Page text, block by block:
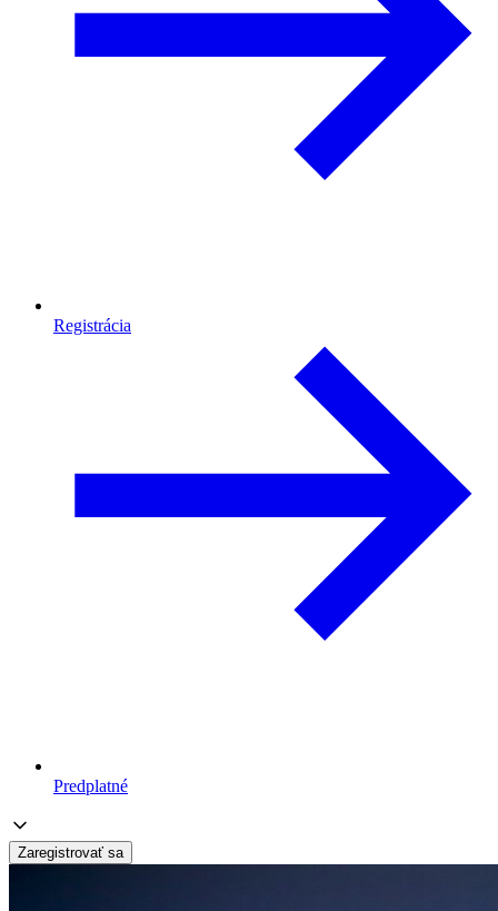
Registrácia
Predplatné
Zaregistrovať sa